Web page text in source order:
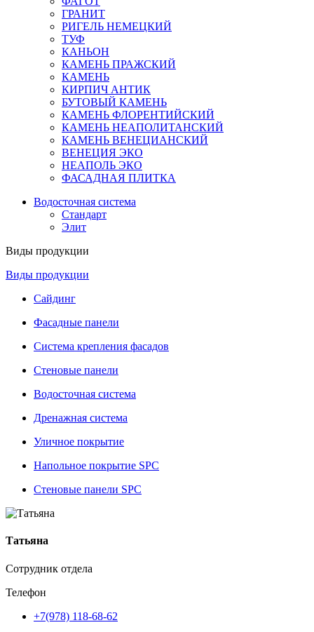
ГРАНИТ
РИГЕЛЬ НЕМЕЦКИЙ
ТУФ
КАНЬОН
КАМЕНЬ ПРАЖСКИЙ
КАМЕНЬ
КИРПИЧ АНТИК
БУТОВЫЙ КАМЕНЬ
КАМЕНЬ ФЛОРЕНТИЙСКИЙ
КАМЕНЬ НЕАПОЛИТАНСКИЙ
КАМЕНЬ ВЕНЕЦИАНСКИЙ
ВЕНЕЦИЯ ЭКО
НЕАПОЛЬ ЭКО
ФАСАДНАЯ ПЛИТКА
Водосточная система
Стандарт
Элит
Виды продукции
Виды продукции
Сайдинг
Фасадные панели
Система крепления фасадов
Стеновые панели
Водосточная система
Дренажная система
Уличное покрытие
Напольное покрытие SPC
Стеновые панели SPC
Татьяна
Сотрудник отдела
Телефон
+7(978) 118-68-62